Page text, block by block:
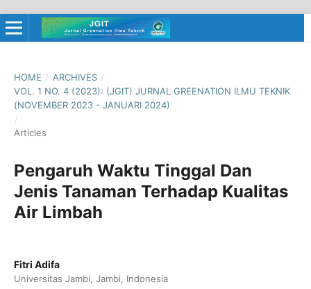
HOME / ARCHIVES /
VOL. 1 NO. 4 (2023): (JGIT) JURNAL GREENATION ILMU TEKNIK
(NOVEMBER 2023 - JANUARI 2024)
/
Articles
Pengaruh Waktu Tinggal Dan
Jenis Tanaman Terhadap Kualitas
Air Limbah
Fitri Adifa
Universitas Jambi, Jambi, Indonesia